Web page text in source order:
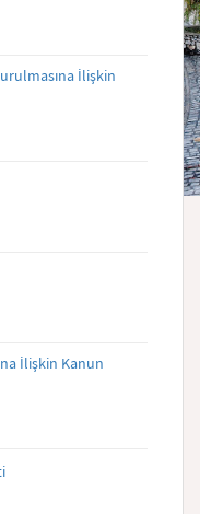
İlişkin
İlişkin Kanun